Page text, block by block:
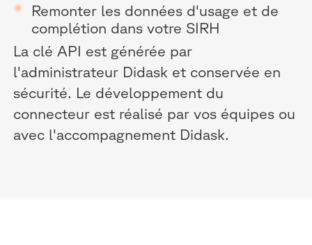
Remonter les données d'usage et de
complétion dans votre SIRH
La clé API est générée par
l'administrateur Didask et conservée en
sécurité. Le développement du
connecteur est réalisé par vos équipes ou
avec l'accompagnement Didask.